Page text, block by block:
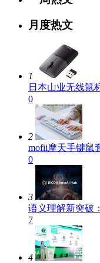
月度热文
1
日本山业无线鼠
0
2
mofii摩天手键鼠
0
3
语义理解新突破
7
4